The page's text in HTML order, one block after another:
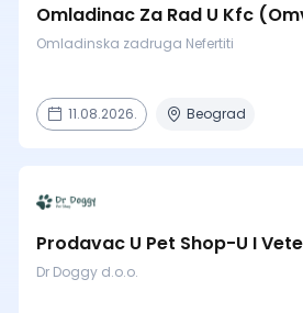
Omladinac Za Rad U Kfc
Omladinska zadruga Nefertiti
11.08.2026. Beograd
Prodavac U Pet Shop-U I
Dr Doggy d.o.o.